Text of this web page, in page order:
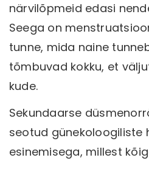
närvilõpmeid edasi
Seega on
tunne, mida naine
tõmbuvad kokku, et
kude.
Sekundaarse
seotud günekoloogiliste
esinemisega, millest